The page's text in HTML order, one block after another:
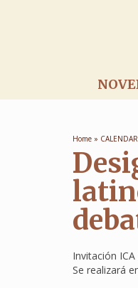
Home »
Invitación ICA
Se realizará